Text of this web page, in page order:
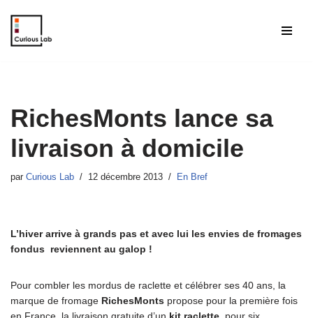
Aller
RichesMonts lance sa
livraison à domicile
par Curious Lab 12 décembre 2013 En Bref
L’hiver arrive à grands pas et avec lui les envies de fromages
fondus reviennent au galop !
Pour combler les mordus de raclette et célébrer ses 40 ans, la
marque de fromage RichesMonts propose pour la première fois